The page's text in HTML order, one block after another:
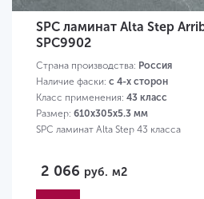
SPC ламинат Alta Step
SPC9902
Страна производства: Россия
Наличие фаски: с 4-х сторон
Класс применения: 43 класс
Размер: 610х305х5.3 мм
SPC ламинат Alta Step 43 класса
2 066 руб. м2